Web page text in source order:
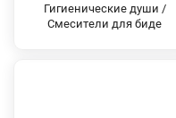
Гигиенические души /
Смесители для биде